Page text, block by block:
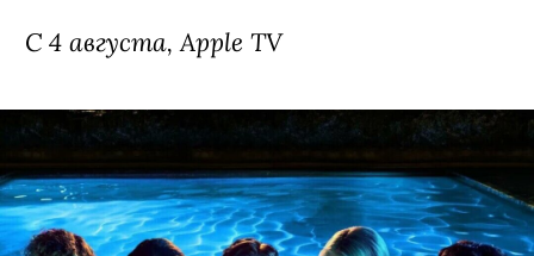
С 4 августа, Apple TV